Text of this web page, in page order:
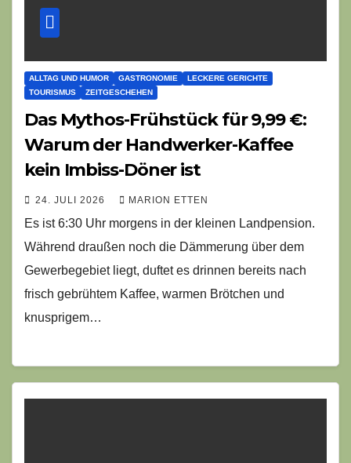
ALLTAG UND HUMOR GASTRONOMIE
LECKERE GERICHTE
TOURISMUS
ZEITGESCHEHEN
Das Mythos-Frühstück für 9,99 €:
Warum der Handwerker-Kaffee
kein Imbiss-Döner ist
24. JULI 2026 MARION ETTEN
Es ist 6:30 Uhr morgens in der kleinen Landpension.
Während draußen noch die Dämmerung über dem
Gewerbegebiet liegt, duftet es drinnen bereits nach
frisch gebrühtem Kaffee, warmen Brötchen und
knusprigem…